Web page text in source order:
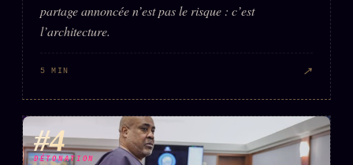
partage annoncée n’est pas le risque : c’est
l’architecture.
5 MIN ↗
#4
DÉTONATION